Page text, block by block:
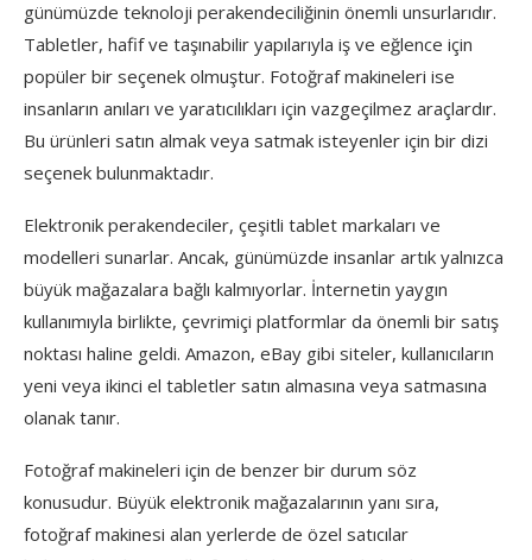
günümüzde teknoloji perakendeciliğinin önemli unsurlarıdır.
Tabletler, hafif ve taşınabilir yapılarıyla iş ve eğlence için
popüler bir seçenek olmuştur. Fotoğraf makineleri ise
insanların anıları ve yaratıcılıkları için vazgeçilmez araçlardır.
Bu ürünleri satın almak veya satmak isteyenler için bir dizi
seçenek bulunmaktadır.
Elektronik perakendeciler, çeşitli tablet markaları ve
modelleri sunarlar. Ancak, günümüzde insanlar artık yalnızca
büyük mağazalara bağlı kalmıyorlar. İnternetin yaygın
kullanımıyla birlikte, çevrimiçi platformlar da önemli bir satış
noktası haline geldi. Amazon, eBay gibi siteler, kullanıcıların
yeni veya ikinci el tabletler satın almasına veya satmasına
olanak tanır.
Fotoğraf makineleri için de benzer bir durum söz
konusudur. Büyük elektronik mağazalarının yanı sıra,
fotoğraf makinesi alan yerlerde de özel satıcılar